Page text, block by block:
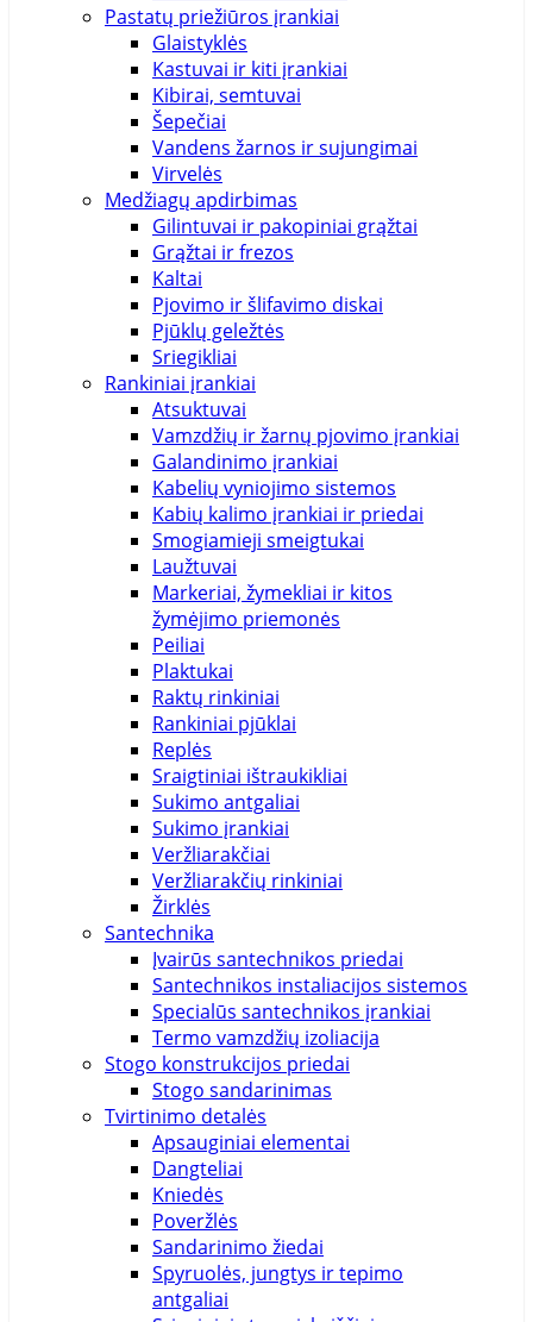
Pastatų priežiūros įrankiai
Glaistyklės
Kastuvai ir kiti įrankiai
Kibirai, semtuvai
Šepečiai
Vandens žarnos ir sujungimai
Virvelės
Medžiagų apdirbimas
Gilintuvai ir pakopiniai grąžtai
Grąžtai ir frezos
Kaltai
Pjovimo ir šlifavimo diskai
Pjūklų geležtės
Sriegikliai
Rankiniai įrankiai
Atsuktuvai
Vamzdžių ir žarnų pjovimo įrankiai
Galandinimo įrankiai
Kabelių vyniojimo sistemos
Kabių kalimo įrankiai ir priedai
Smogiamieji smeigtukai
Laužtuvai
Markeriai, žymekliai ir kitos
žymėjimo priemonės
Peiliai
Plaktukai
Raktų rinkiniai
Rankiniai pjūklai
Replės
Sraigtiniai ištraukikliai
Sukimo antgaliai
Sukimo įrankiai
Veržliarakčiai
Veržliarakčių rinkiniai
Žirklės
Santechnika
Įvairūs santechnikos priedai
Santechnikos instaliacijos sistemos
Specialūs santechnikos įrankiai
Termo vamzdžių izoliacija
Stogo konstrukcijos priedai
Stogo sandarinimas
Tvirtinimo detalės
Apsauginiai elementai
Dangteliai
Kniedės
Poveržlės
Sandarinimo žiedai
Spyruolės, jungtys ir tepimo
antgaliai